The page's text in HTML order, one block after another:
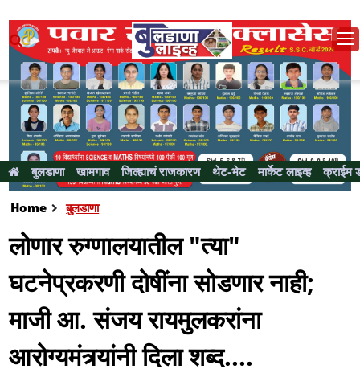
बुलडाणा खामगाव जिल्ह्याचं राजकारण थेट-भेट मार्केट लाइव्ह क्राईम
Home बुलडाणा
लोणार रुग्णालयातील "त्या"
घटनेप्रकरणी दोषींना सोडणार नाही;
माजी आ. संजय रायमुलकरांना
आरोग्यमंत्र्यांनी दिला शब्द....